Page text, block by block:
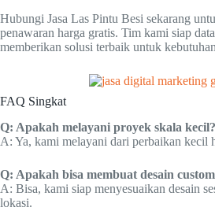
Hubungi Jasa Las Pintu Besi sekarang
penawaran harga gratis. Tim kami siap
memberikan solusi terbaik untuk
FAQ Singkat
Q: Apakah melayani proyek skala kecil?
A: Ya, kami melayani dari perbaikan kecil
Q: Apakah bisa membuat desain
A: Bisa, kami siap menyesuaikan desain
lokasi.